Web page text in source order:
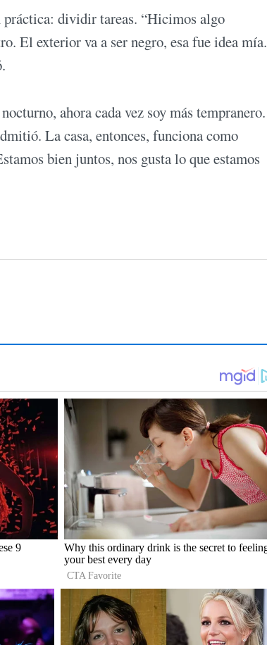
práctica: dividir tareas. “Hicimos algo
El exterior va a ser negro, esa fue idea mía.
ahora cada vez soy más tempranero.
La casa, entonces, funciona como
bien juntos, nos gusta lo que estamos